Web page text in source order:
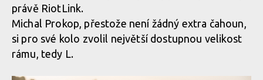
právě RiotLink.
Michal Prokop, přestože není žádný extra čahoun,
si pro své kolo zvolil největší dostupnou velikost
rámu, tedy L.